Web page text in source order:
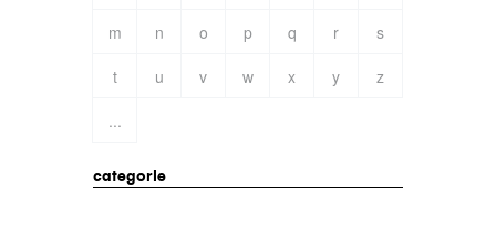
m
n o p q r
s
t
u v w x y
z
...
categorie